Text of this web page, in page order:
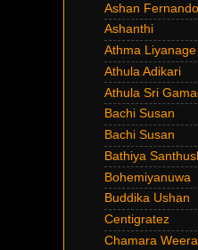
Ashan Fernando
Ashanthi
Athma Liyanage
Athula Adikari
Athula Sri
Bachi Susan
Bachi Susan
Bathiya
Bohemiyanuwa
Buddika Ushan
Centigratez
Chamara